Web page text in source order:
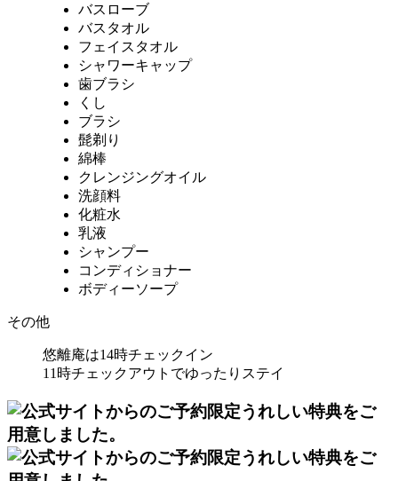
バスローブ
バスタオル
フェイスタオル
シャワーキャップ
歯ブラシ
くし
ブラシ
髭剃り
綿棒
クレンジングオイル
洗顔料
化粧水
乳液
シャンプー
コンディショナー
ボディーソープ
その他
悠離庵は14時チェックイン
11時チェックアウトでゆったりステイ